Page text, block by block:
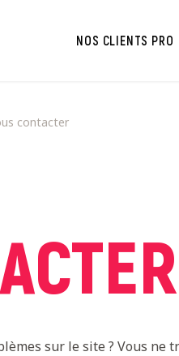
NOS CLIENTS PRO
DEVENIR
contacter
sur le site ? Vous ne